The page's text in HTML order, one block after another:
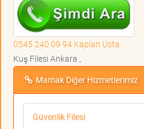
0545 240 09 94 Kaplan Usta
Kuş Filesi Ankara ,
Mamak Diğer Hizmetlerimiz
Güvenlik Filesi